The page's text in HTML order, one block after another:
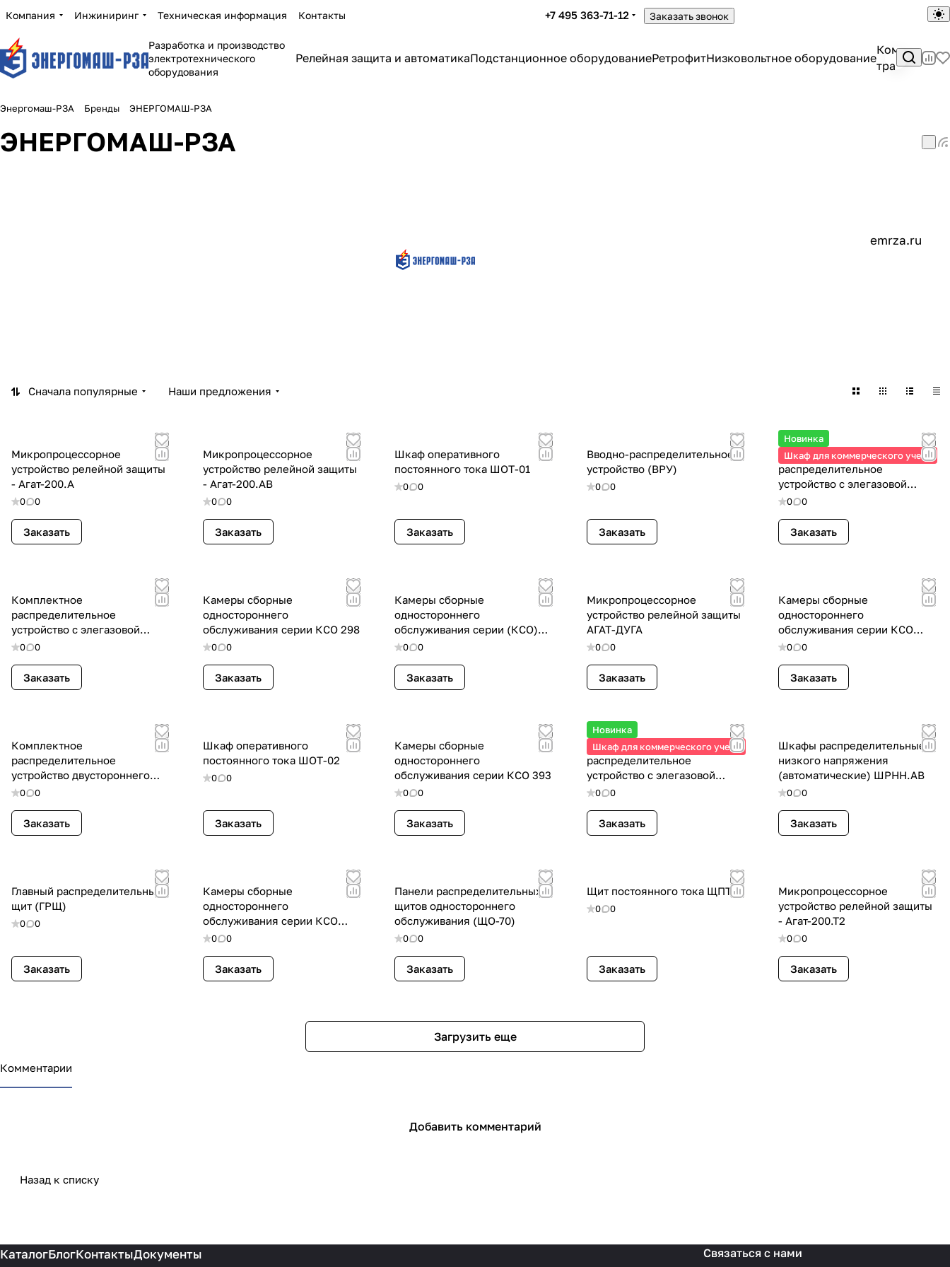
Компания Инжиниринг Техническая информация Контакты +7 495 363-71-12 Заказать звонок
Разработка и производство
электротехнического
оборудования
Релейная защита и автоматикаПодстанционное оборудованиеРетрофитНизковольтное оборудование
Энергомаш-РЗА Бренды ЭНЕРГОМАШ-РЗА
ЭНЕРГОМАШ-РЗА
emrza.ru
Сначала популярные Наши предложения
Микропроцессорное
устройство релейной защиты
- Агат-200.А
0 0
Заказать
Микропроцессорное
устройство релейной защиты
- Агат-200.АВ
0 0
Заказать
Шкаф оперативного
постоянного тока ШОТ-01
0 0
Заказать
Вводно-распределительное
устройство (ВРУ)
0 0
Заказать
Новинка
Шкаф для коммерческого учета
Комплектное
распределительное
устройство с элегазовой
изоляцией КРУЭ «Оникс» 10-В
0 0
Заказать
Комплектное
распределительное
устройство с элегазовой
изоляцией КРУЭ «Оникс» 10-А
0 0
Заказать
Камеры сборные
одностороннего
обслуживания серии КСО 298
0 0
Заказать
Камеры сборные
одностороннего
обслуживания серии (КСО)
«Циркон» 6(10) кВ.
0 0
Заказать
Микропроцессорное
устройство релейной защиты
АГАТ-ДУГА
0 0
Заказать
Камеры сборные
одностороннего
обслуживания серии КСО
298М
0 0
Заказать
Комплектное
распределительное
устройство двустороннего
обслуживания КРУ «Базальт»
0 0
Заказать
Шкаф оперативного
постоянного тока ШОТ-02
0 0
Заказать
Камеры сборные
одностороннего
обслуживания серии КСО 393
0 0
Заказать
Новинка
Шкаф для коммерческого учета
Комплектное
распределительное
устройство с элегазовой
изоляцией КРУЭ «Оникс» 10-
0 0
Заказать
Шкафы распределительные
низкого напряжения
(автоматические) ШРНН.АВ
0 0
Заказать
Главный распределительный
щит (ГРЩ)
0 0
Заказать
Камеры сборные
одностороннего
обслуживания серии КСО
393М
0 0
Заказать
Панели распределительных
щитов одностороннего
обслуживания (ЩО-70)
0 0
Заказать
Щит постоянного тока ЩПТ
0 0
Заказать
Микропроцессорное
устройство релейной защиты
- Агат-200.Т2
0 0
Заказать
Загрузить еще
Комментарии
Добавить комментарий
Назад к списку
КаталогБлогКонтактыДокументы Связаться с нами